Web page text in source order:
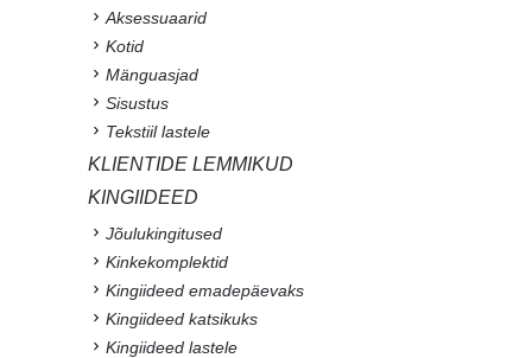
Aksessuaarid
Kotid
Mänguasjad
Sisustus
Tekstiil lastele
KLIENTIDE LEMMIKUD
KINGIIDEED
Jõulukingitused
Kinkekomplektid
Kingiideed emadepäevaks
Kingiideed katsikuks
Kingiideed lastele